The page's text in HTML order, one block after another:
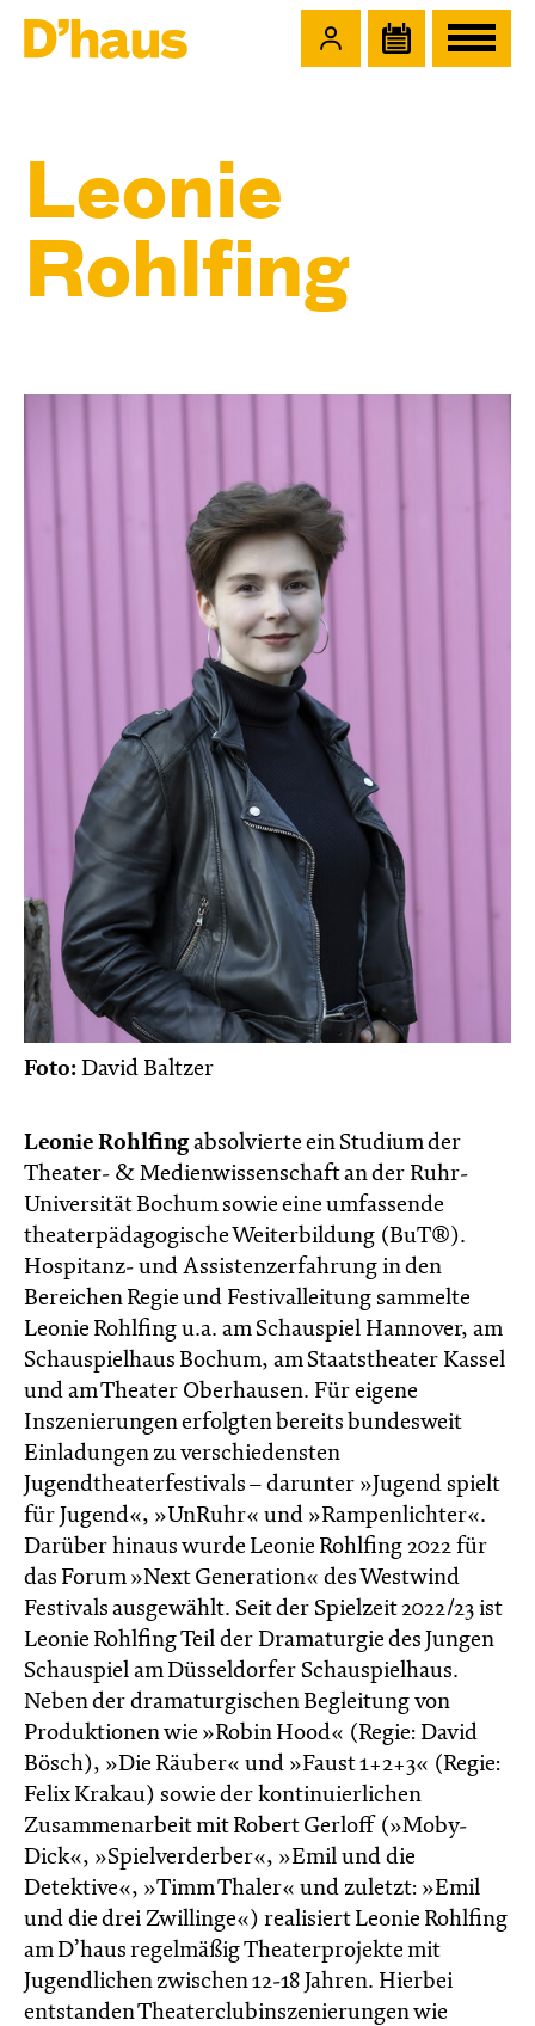
Leonie
Rohlfing
Foto: David Baltzer
Leonie Rohlfingabsolvierte ein Studium der
Theater- & Medienwissenschaft an der Ruhr-
Universität Bochum sowie eine umfassende
theaterpädagogische Weiterbildung (BuT®).
Hospitanz- und Assistenzerfahrung in den
Bereichen Regie und Festivalleitung sammelte
Leonie Rohlfing u.a. am Schauspiel Hannover, am
Schauspielhaus Bochum, am Staatstheater Kassel
und am Theater Oberhausen. Für eigene
Inszenierungen erfolgten bereits bundesweit
Einladungen zu verschiedensten
Jugendtheaterfestivals – darunter »Jugend spielt
für Jugend«, »UnRuhr« und »Rampenlichter«.
Darüber hinaus wurde Leonie Rohlfing 2022 für
das Forum »Next Generation« des Westwind
Festivals ausgewählt. Seit der Spielzeit 2022/23 ist
Leonie Rohlfing Teil der Dramaturgie des Jungen
Schauspiel am Düsseldorfer Schauspielhaus.
Neben der dramaturgischen Begleitung von
Produktionen wie »Robin Hood« (Regie: David
Bösch), »Die Räuber« und »Faust 1+2+3« (Regie:
Felix Krakau) sowie der kontinuierlichen
Zusammenarbeit mit Robert Gerloff (»Moby-
Dick«, »Spielverderber«, »Emil und die
Detektive«, »Timm Thaler« und zuletzt: »Emil
und die drei Zwillinge«) realisiert Leonie Rohlfing
am D’haus regelmäßig Theaterprojekte mit
Jugendlichen zwischen 12-18 Jahren. Hierbei
entstanden Theaterclubinszenierungen wie